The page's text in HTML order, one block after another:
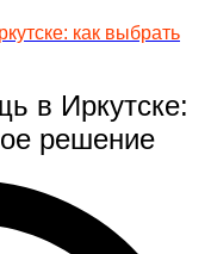
как выбрать
в Иркутске:
решение